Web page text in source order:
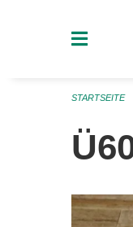
STARTSEITE